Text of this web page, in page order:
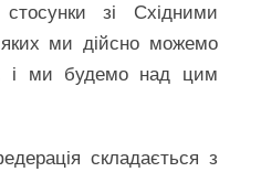
зі Східними
ми дійсно можемо
і ми будемо над цим
складається з